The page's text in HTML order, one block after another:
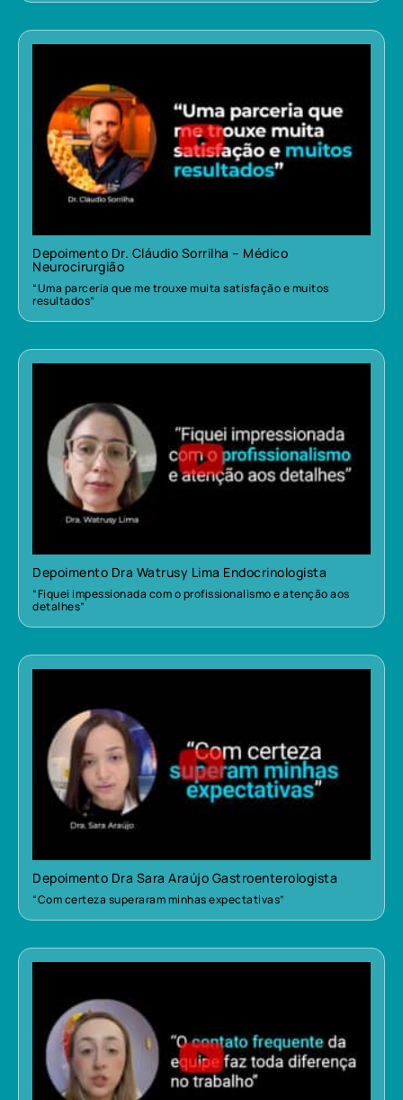
Depoimento Dr. Cláudio Sorrilha – Médico
Neurocirurgião
“Uma parceria que me trouxe muita satisfação e muitos
resultados”
Depoimento Dra Watrusy Lima Endocrinologista
“Fiquei impessionada com o profissionalismo e atenção aos
detalhes”
Depoimento Dra Sara Araújo Gastroenterologista
“Com certeza superaram minhas expectativas”